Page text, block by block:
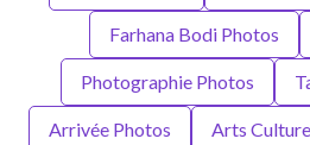
Farhana Bodi Photos
Photographie Photos
Arrivée Photos Arts